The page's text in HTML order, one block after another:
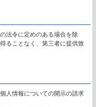
法令に定めのある場合を除
ることなく、第三者に提供致
人情報についての開示の請求